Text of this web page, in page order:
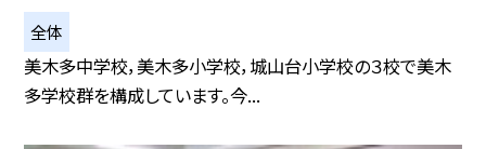
全体
美木多中学校，美木多小学校，城山台小学校の３校で美木
多学校群を構成しています。今...